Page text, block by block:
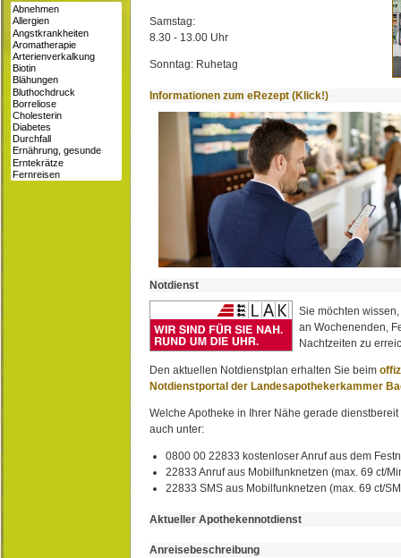
Samstag:
8.30 - 13.00 Uhr
Sonntag: Ruhetag
Informationen zum eRezept (Klick!)
Notdienst
Sie möchten
an Wochenenden,
Nachtzeiten zu
Den aktuellen Notdienstplan erhalten Sie beim
Notdienstportal der Landesapothekerkammer
Welche Apotheke in Ihrer Nähe gerade
auch unter:
0800 00 22833 kostenloser Anruf aus dem
22833 Anruf aus Mobilfunknetzen (max. 69 ct/
22833 SMS aus Mobilfunknetzen (max. 69 ct/
Aktueller Apothekennotdienst
Anreisebeschreibung